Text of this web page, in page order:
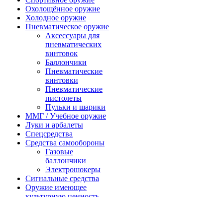
Охолощённое оружие
Холодное оружие
Пневматическое оружие
Аксессуары для
пневматических
винтовок
Баллончики
Пневматические
винтовки
Пневматические
пистолеты
Пульки и шарики
ММГ / Учебное оружие
Луки и арбалеты
Спецсредства
Средства самообороны
Газовые
баллончики
Электрошокеры
Сигнальные средства
Оружие имеющее